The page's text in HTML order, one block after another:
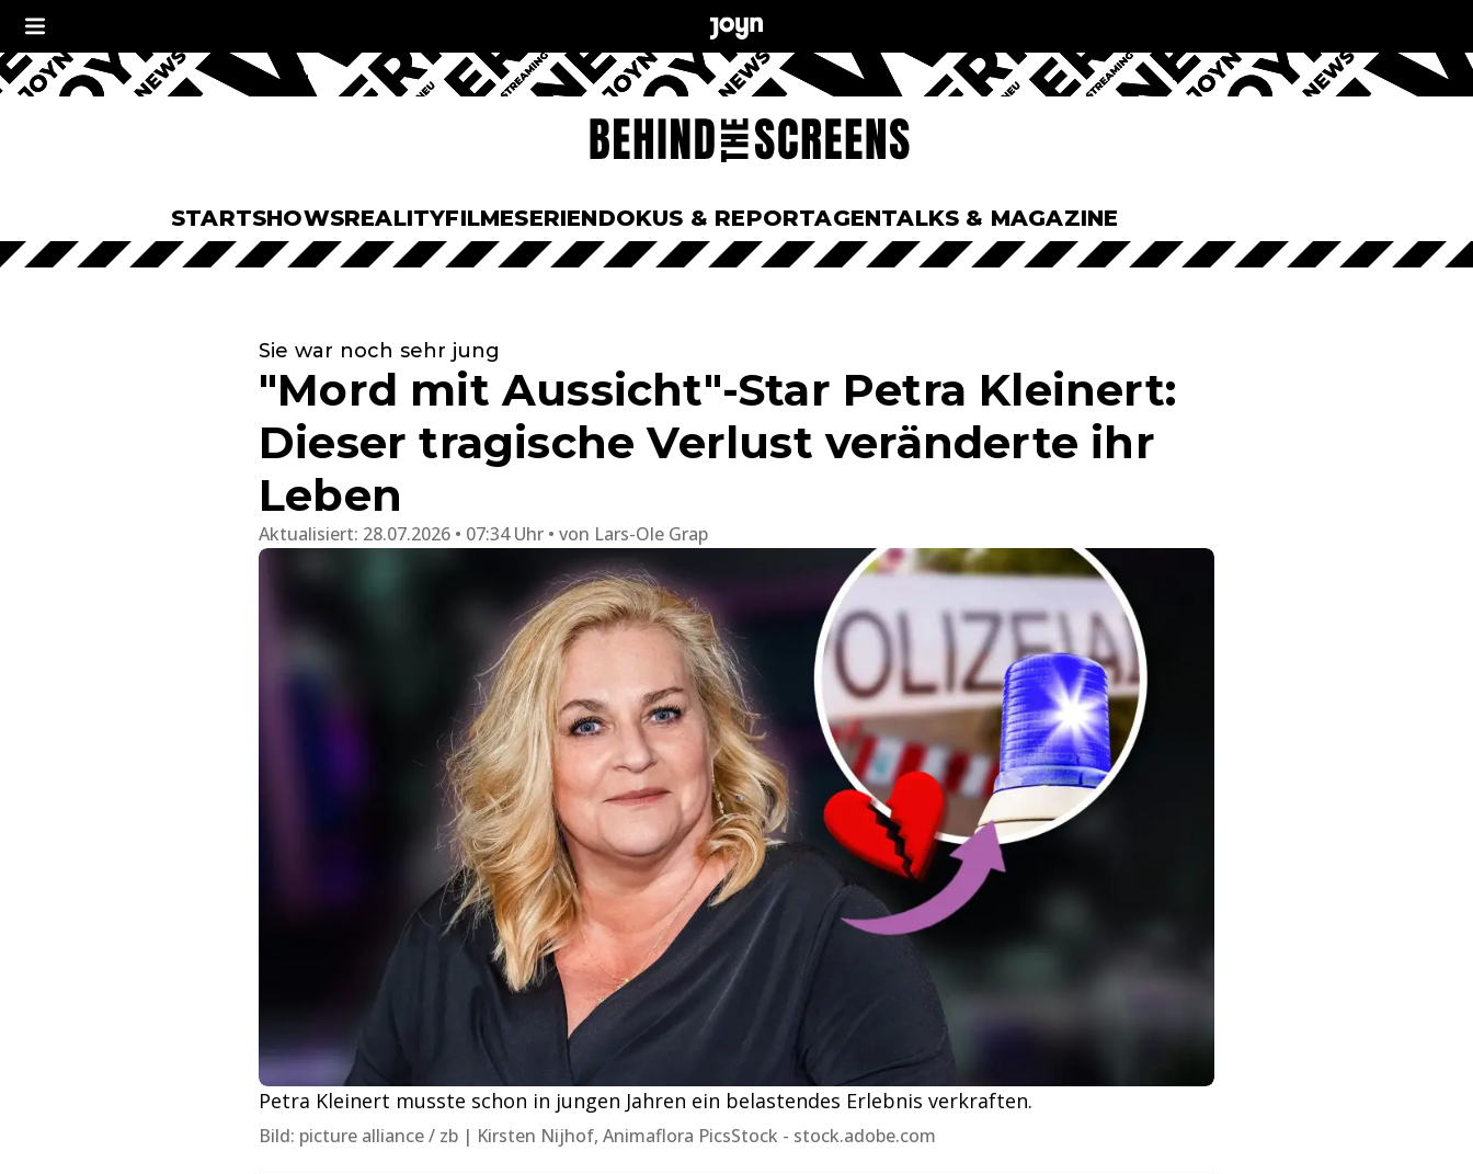
STARTSHOWSREALITYFILMESERIENDOKUS & REPORTAGENTALKS & MAGAZINE
Sie war noch sehr jung
"Mord mit Aussicht"-Star Petra Kleinert:
Dieser tragische Verlust veränderte ihr
Leben
Aktualisiert: 28.07.2026 • 07:34 Uhr von Lars-Ole Grap
Petra Kleinert musste schon in jungen Jahren ein belastendes Erlebnis verkraften.
Bild: picture alliance / zb | Kirsten Nijhof, Animaflora PicsStock - stock.adobe.com